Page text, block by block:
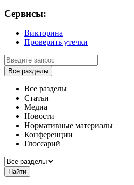
Сервисы:
Викторина
Проверить утечки
Все разделы
Все разделы
Статьи
Медиа
Новости
Нормативные материалы
Конференции
Глоссарий
Найти